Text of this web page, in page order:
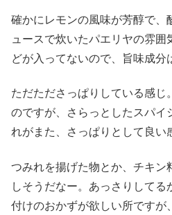
確かにレモンの風味が芳醇で、
ュースで炊いたパエリヤの雰
どが入ってないので、旨味成分
ただたださっぱりしている感じ
のですが、さらっとしたスパイ
れがまた、さっぱりとして良い
つみれを揚げた物とか、チキン
しそうだなー。あっさりしてる
付けのおかずが欲しい所ですが